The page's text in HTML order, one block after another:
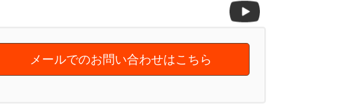
メールでのお問い合わせはこちら